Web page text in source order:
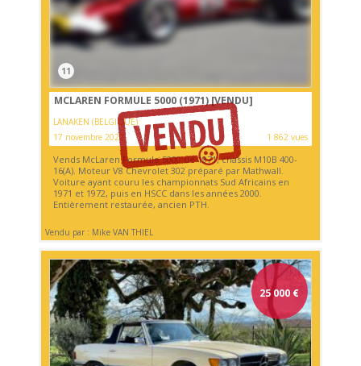
11
MCLAREN FORMULE 5000 (1971) [VENDU]
LANAKEN (BELGIQUE)
17 novembre 2022
1 862 vues
Vends McLaren Formule 5000 de 1971, chassis M10B 400-
16(A). Moteur V8 Chevrolet 302 préparé par Mathwall.
Voiture ayant couru les championnats Sud Africains en
1971 et 1972, puis en HSCC dans les années 2000.
Entièrement restaurée, ancien PTH.
Vendu par : Mike VAN THIEL
25 000 €